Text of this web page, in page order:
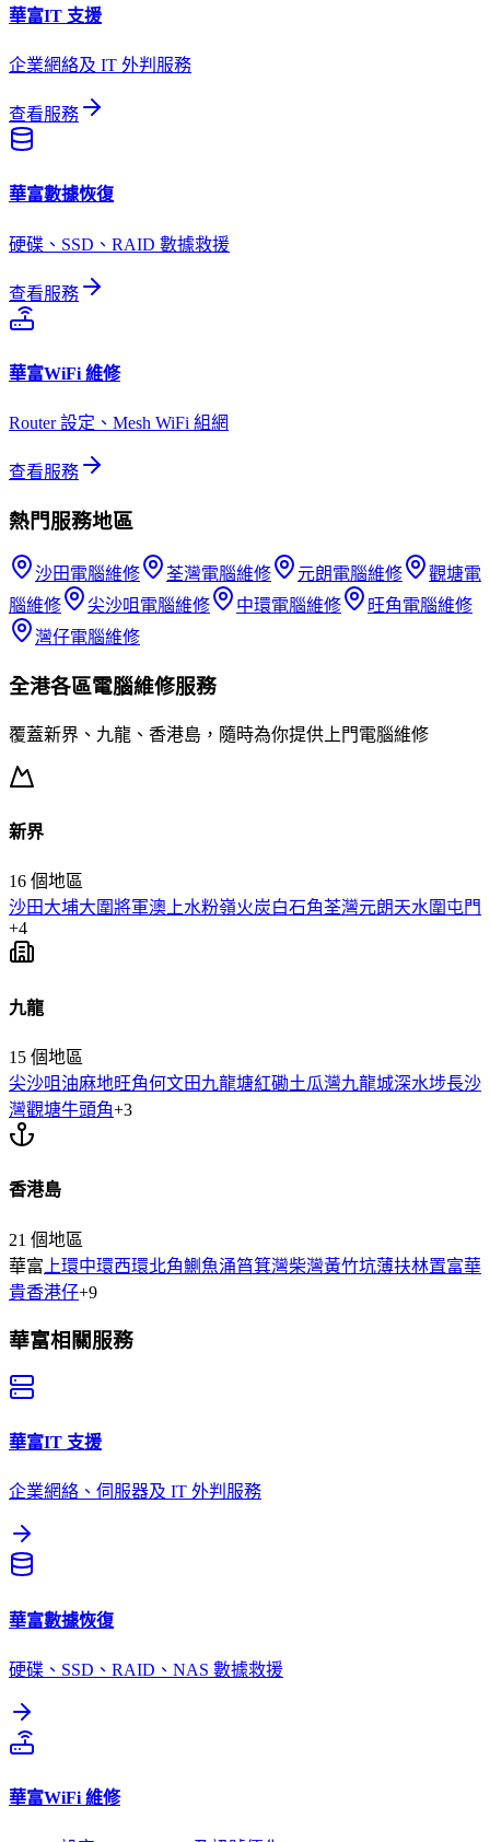
華富IT 支援
企業網絡及 IT 外判服務
查看服務
華富數據恢復
硬碟、SSD、RAID 數據救援
查看服務
華富WiFi 維修
Router 設定、Mesh WiFi 組網
查看服務
熱門服務地區
沙田電腦維修 荃灣電腦維修 元朗電腦維修 觀塘電
腦維修
尖沙咀 電腦維修 中環電腦維修 旺角電腦維修
灣仔電腦維修
全港各區電腦維修服務
覆蓋新界、九龍、香港島，隨時為你提供上門電腦維修
新界
16 個地區
沙田大埔大圍將軍澳上水粉嶺火炭白石角荃灣元朗天水圍 屯門
+4
九龍
15 個地區
尖沙咀 油麻地旺角何文田九龍塘紅磡土瓜灣九龍城深水埗長沙
灣觀塘牛頭角+3
香港島
21 個地區
華富 上環中環西環北角鰂魚涌筲箕灣柴灣黃竹坑薄扶林置富華
貴香港仔+9
華富相關服務
華富IT 支援
企業網絡、伺服器及 IT 外判服務
華富數據恢復
硬碟、SSD、RAID、NAS 數據救援
華富WiFi 維修